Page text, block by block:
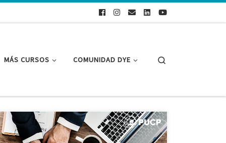
MÁS CURSOS COMUNIDAD DYE
Trabajo realizado por Gonzalo Alonso Flores Robles,
Isai Jadhiel Marcos Mendoza, Melany Esther Paitán